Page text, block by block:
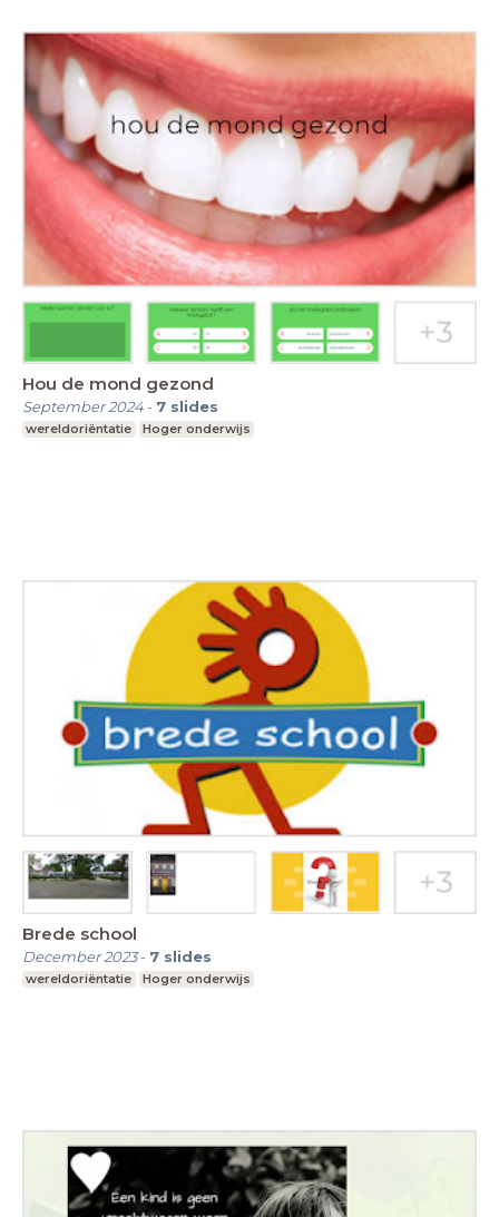
Hou de mond gezond
September 2024- 7 slides
wereldoriëntatie Hoger onderwijs
Brede school
December 2023- 7 slides
wereldoriëntatie Hoger onderwijs